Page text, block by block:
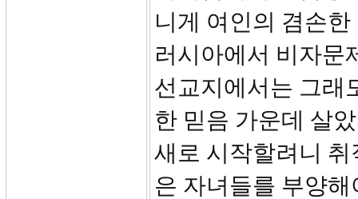
니게 여인의 겸손
러시아에서 비자문
선교지에서는 그래
한 믿음 가운데 살
새로 시작할려니
은 자녀들를 부양